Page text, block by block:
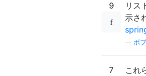
9
リス
示さ
ボ
7
これ